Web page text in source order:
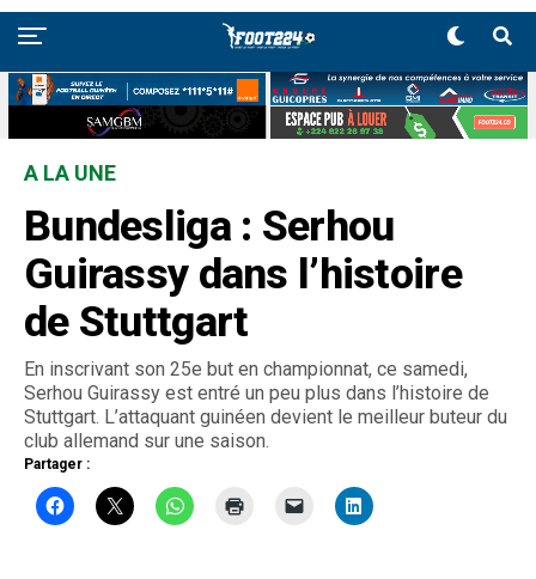
A LA UNE
Bundesliga : Serhou
Guirassy dans l’histoire
de Stuttgart
En inscrivant son 25e but en championnat, ce samedi,
Serhou Guirassy est entré un peu plus dans l’histoire de
Stuttgart. L’attaquant guinéen devient le meilleur buteur du
club allemand sur une saison.
Partager :